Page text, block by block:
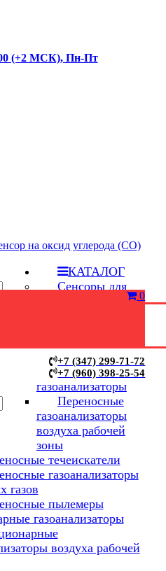
(+2 МСК), Пн-Пт
0
+7 (347) 299-71-72
+7 (960) 398-25-54
КАТАЛОГ
Сенсоры для
газоанализаторов
газоанализаторы
Переносные
газоанализаторы
воздуха рабочей
зоны
течеискатели
газоанализаторы
газов
пылемеры
газоанализаторы
воздуха рабочей